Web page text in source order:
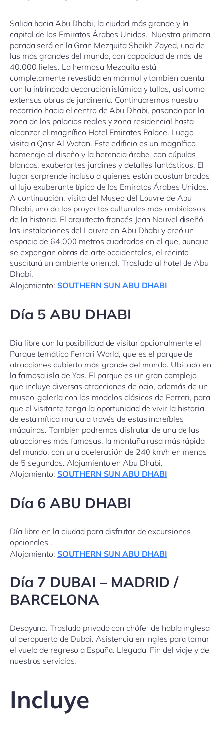
Salida hacia Abu Dhabi, la ciudad más grande y la
capital de los Emiratos Árabes Unidos. Nuestra primera
parada será en la Gran Mezquita Sheikh Zayed, una de
las más grandes del mundo, con capacidad de más de
40.000 fieles. La hermosa Mezquita está
completamente revestida en mármol y también cuenta
con la intrincada decoración islámica y tallas, así como
extensas obras de jardinería. Continuaremos nuestro
recorrido hacia el centro de Abu Dhabi, pasando por la
zona de los palacios reales y zona residencial hasta
alcanzar el magnífico Hotel Emirates Palace. Luego
visita a Qasr Al Watan. Este edificio es un magnífico
homenaje al diseño y la herencia árabe, con cúpulas
blancas, exuberantes jardines y detalles fantásticos. El
lugar sorprende incluso a quienes están acostumbrados
al lujo exuberante típico de los Emiratos Árabes Unidos.
A continuación, visita del Museo del Louvre de Abu
Dhabi, uno de los proyectos culturales más ambiciosos
de la historia. El arquitecto francés Jean Nouvel diseñó
las instalaciones del Louvre en Abu Dhabi y creó un
espacio de 64.000 metros cuadrados en el que, aunque
se expongan obras de arte occidentales, el recinto
suscitará un ambiente oriental. Traslado al hotel de Abu
Dhabi.
Alojamiento: SOUTHERN SUN ABU DHABI
Día 5 ABU DHABI
Dia libre con la posibilidad de visitar opcionalmente el
Parque temático Ferrari World, que es el parque de
atracciones cubierto más grande del mundo. Ubicado en
la famosa isla de Yas. El parque es un gran complejo
que incluye diversas atracciones de ocio, además de un
museo-galería con los modelos clásicos de Ferrari, para
que el visitante tenga la oportunidad de vivir la historia
de esta mítica marca a través de estas increíbles
máquinas. También podremos disfrutar de una de las
atracciones más famosas, la montaña rusa más rápida
del mundo, con una aceleración de 240 km/h en menos
de 5 segundos. Alojamiento en Abu Dhabi.
Alojamiento: SOUTHERN SUN ABU DHABI
Día 6 ABU DHABI
Día libre en la ciudad para disfrutar de excursiones
opcionales .
Alojamiento: SOUTHERN SUN ABU DHABI
Día 7 DUBAI – MADRID /
BARCELONA
Desayuno. Traslado privado con chófer de habla inglesa
al aeropuerto de Dubai. Asistencia en inglés para tomar
el vuelo de regreso a España. Llegada. Fin del viaje y de
nuestros servicios.
Incluye